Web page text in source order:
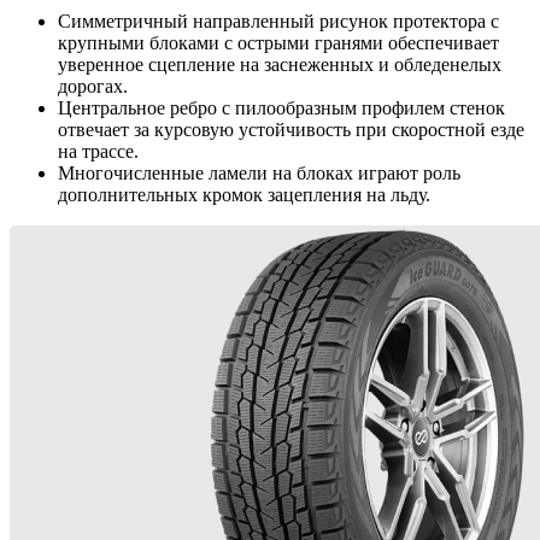
Симметричный направленный рисунок протектора с
крупными блоками с острыми гранями обеспечивает
уверенное сцепление на заснеженных и обледенелых
дорогах.
Центральное ребро с пилообразным профилем стенок
отвечает за курсовую устойчивость при скоростной езде
на трассе.
Многочисленные ламели на блоках играют роль
дополнительных кромок зацепления на льду.